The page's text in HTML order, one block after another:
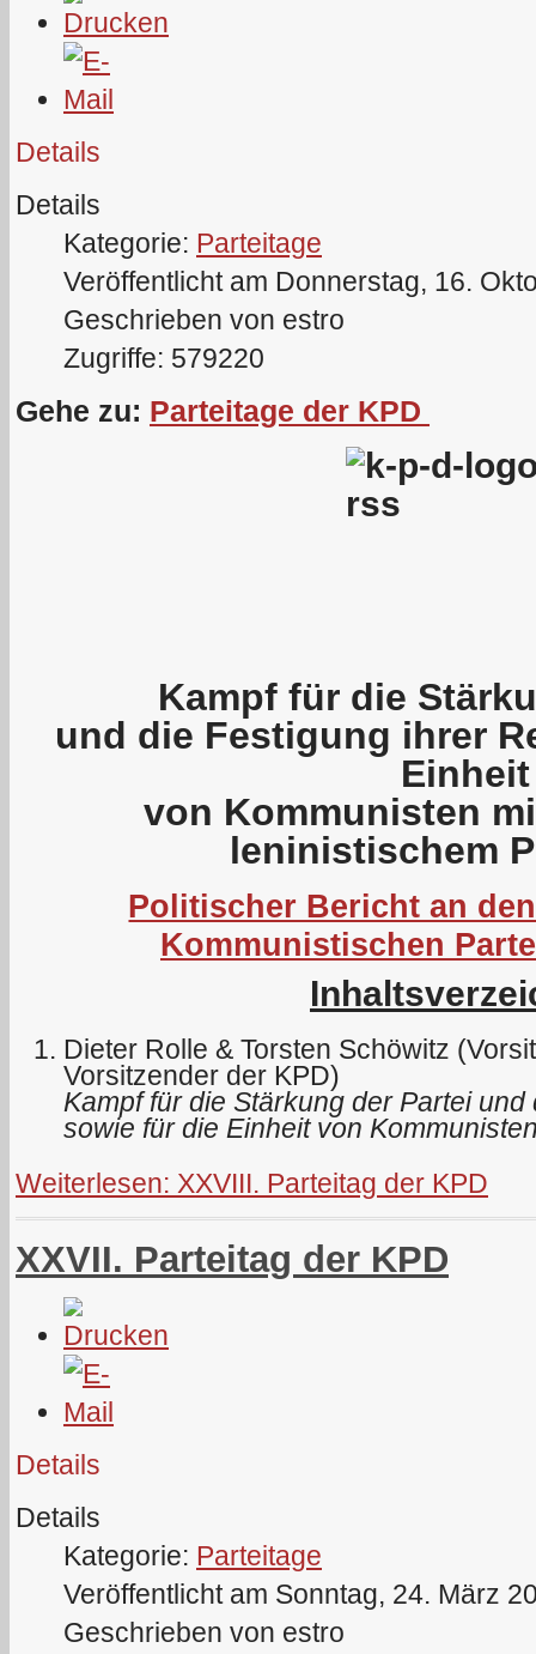
Details
Details
Kategorie: Parteitage
Veröffentlicht am Donnerstag, 16.
Geschrieben von estro
Zugriffe: 579220
Gehe zu: Parteitage der KPD
Kampf für die
und die Festigung ihrer
Einheit
von Kommunisten
leninistischem
Politischer Bericht an
Kommunistischen
Dieter Rolle & Torsten Schöwitz
Vorsitzender der KPD)
Kampf für die Stärkung der Partei
sowie für die Einheit von
Weiterlesen: XXVIII. Parteitag der KPD
XXVII. Parteitag der KPD
Details
Details
Kategorie: Parteitage
Veröffentlicht am Sonntag, 24. März
Geschrieben von estro